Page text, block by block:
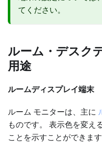
てください。
ルーム・デスク
用途
ルームディスプレイ端末
ルーム モニターは、主に
ものです。 表示色を変え
ことを示すことができま